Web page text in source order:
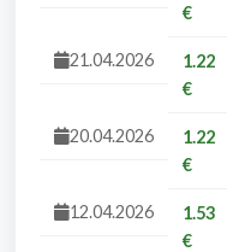
€
21.04.2026
1.22
€
20.04.2026
1.22
€
12.04.2026
1.53
€